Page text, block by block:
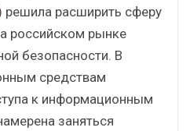
решила расширить сферу
российском рынке
безопасности. В
средствам
к информационным
заняться